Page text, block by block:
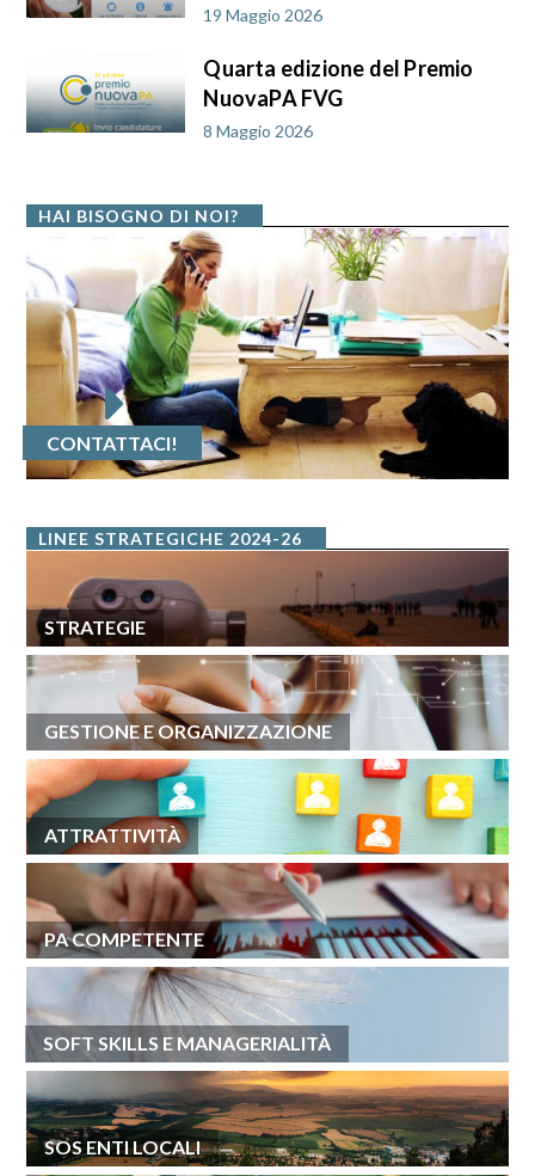
19 Maggio 2026
Quarta edizione del Premio
NuovaPA FVG
8 Maggio 2026
HAI BISOGNO DI NOI?
CONTATTACI!
LINEE STRATEGICHE 2024-26
STRATEGIE
GESTIONE E ORGANIZZAZIONE
ATTRATTIVITÀ
PA COMPETENTE
SOFT SKILLS E MANAGERIALITÀ
SOS ENTI LOCALI